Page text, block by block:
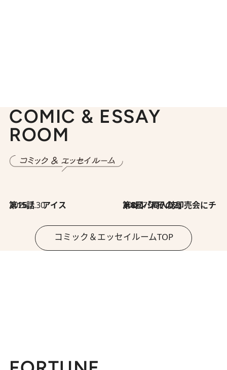
COMIC & ESSAY
ROOM
2026.7.30
第15話 アイス 2026.7.30
第8回「同人誌即売会にチャレンジ その2」
コミック＆エッセイルームTOP